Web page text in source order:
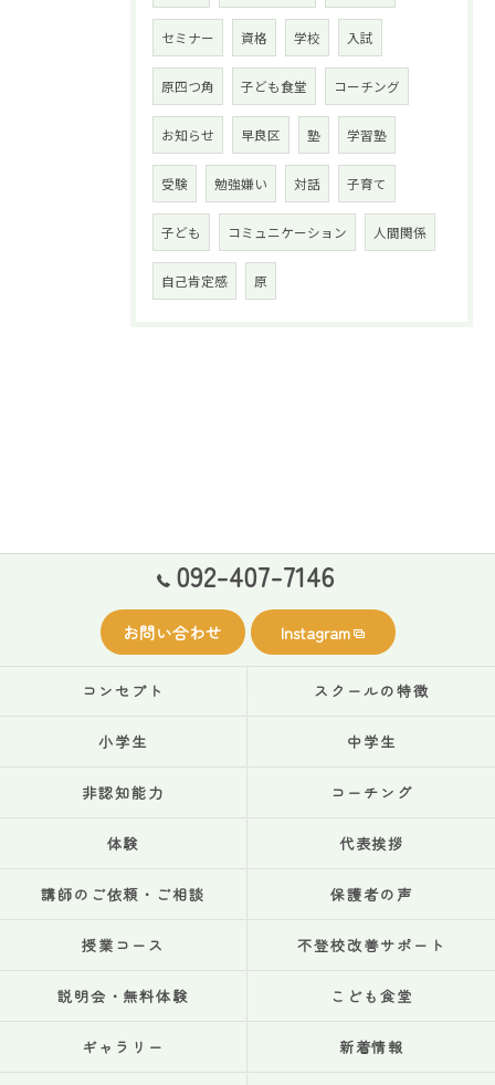
セミナー 資格 学校 入試
原四つ角 子ども食堂 コーチング
お知らせ 早良区 塾 学習塾
受験 勉強嫌い 対話 子育て
子ども コミュニケーション 人間関係
自己肯定感 原
092-407-7146
お問い合わせ Instagram
コンセプト スクールの特徴
小学生 中学生
非認知能力 コーチング
体験 代表挨拶
講師のご依頼・ご相談 保護者の声
授業コース 不登校改善サポート
説明会・無料体験 こども食堂
ギャラリー 新着情報